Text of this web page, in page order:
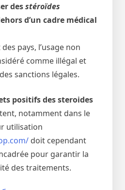
desstéroïdes
d’un cadre médical
pays, l’usage non
comme illégal et
sanctions légales.
positifs des steroides
notamment dans le
utilisation
doit cependant
pour garantir la
des traitements.